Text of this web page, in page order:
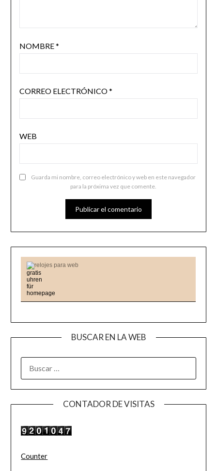
NOMBRE*
CORREO ELECTRÓNICO*
WEB
Guarda mi nombre, correo electrónico y web en este navegador
para la próxima vez que comente.
relojes para web
BUSCAR EN LA WEB
CONTADOR DE VISITAS
Counter